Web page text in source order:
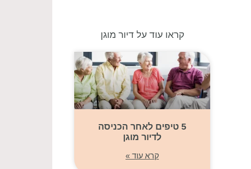
קראו עוד על דיור מוגן
5 טיפים לאחר הכניסה
לדיור מוגן
קרא עוד »